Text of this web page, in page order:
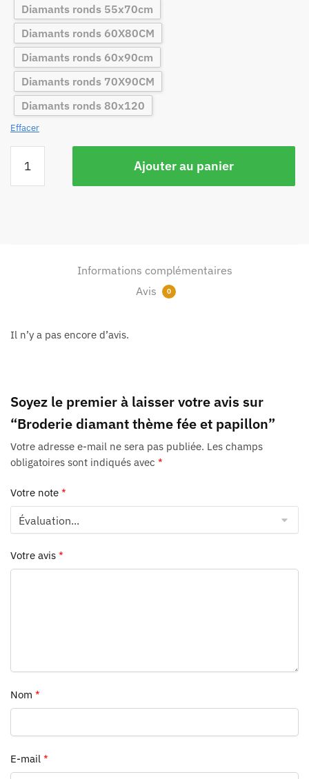
Diamants ronds 55x70cm
Diamants ronds 60X80CM
Diamants ronds 60x90cm
Diamants ronds 70X90CM
Diamants ronds 80x120
Effacer
Ajouter au panier
Informations complémentaires
Avis
0
Il n’y a pas encore d’avis.
Soyez le premier à laisser votre avis sur
“Broderie diamant thème fée et papillon”
Votre adresse e-mail ne sera pas publiée. Les champs
obligatoires sont indiqués avec *
Votre note *
Votre avis *
Nom *
E-mail *